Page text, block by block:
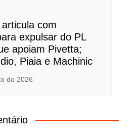
com
expulsar do PL
apoiam Pivetta;
Piaia e Machinic
de 2026